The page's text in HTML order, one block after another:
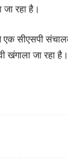
रहा है।
एक सीएसपी
जा रहा